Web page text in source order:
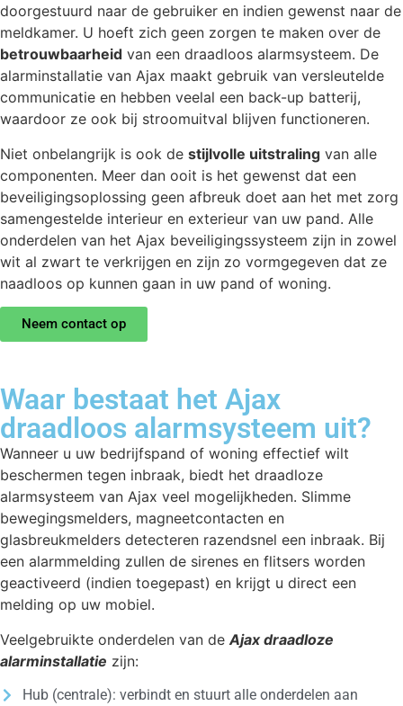
doorgestuurd naar de gebruiker en indien gewenst naar de
meldkamer. U hoeft zich geen zorgen te maken over de
betrouwbaarheid van een draadloos alarmsysteem. De
alarminstallatie van Ajax maakt gebruik van versleutelde
communicatie en hebben veelal een back-up batterij,
waardoor ze ook bij stroomuitval blijven functioneren.
Niet onbelangrijk is ook de stijlvolle uitstraling van alle
componenten. Meer dan ooit is het gewenst dat een
beveiligingsoplossing geen afbreuk doet aan het met zorg
samengestelde interieur en exterieur van uw pand. Alle
onderdelen van het Ajax beveiligingssysteem zijn in zowel
wit al zwart te verkrijgen en zijn zo vormgegeven dat ze
naadloos op kunnen gaan in uw pand of woning.
Neem contact op
Waar bestaat het Ajax
draadloos alarmsysteem uit?
Wanneer u uw bedrijfspand of woning effectief wilt
beschermen tegen inbraak, biedt het draadloze
alarmsysteem van Ajax veel mogelijkheden. Slimme
bewegingsmelders, magneetcontacten en
glasbreukmelders detecteren razendsnel een inbraak. Bij
een alarmmelding zullen de sirenes en flitsers worden
geactiveerd (indien toegepast) en krijgt u direct een
melding op uw mobiel.
Veelgebruikte onderdelen van de Ajax draadloze
alarminstallatie zijn:
Hub (centrale): verbindt en stuurt alle onderdelen aan